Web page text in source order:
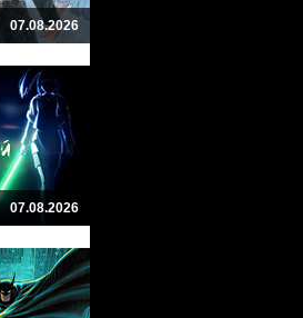
07.08.2026
07.08.2026